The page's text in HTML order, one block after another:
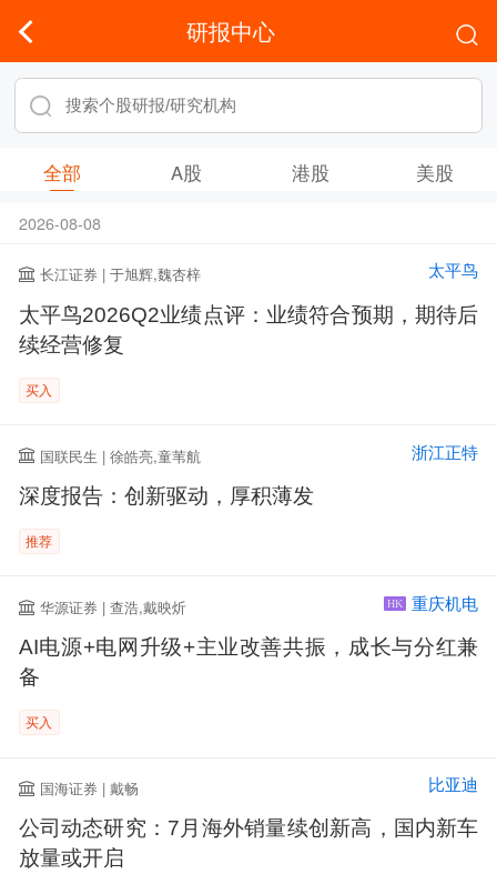
研报中心
全部 A股 港股 美股
2026-08-08
长江证券 | 于旭辉,魏杏梓 太平鸟
太平鸟2026Q2业绩点评：业绩符合预期，期待后
续经营修复
买入
国联民生 | 徐皓亮,童苇航 浙江正特
深度报告：创新驱动，厚积薄发
推荐
华源证券 | 查浩,戴映炘 HK 重庆机电
AI电源+电网升级+主业改善共振，成长与分红兼
备
买入
国海证券 | 戴畅 比亚迪
公司动态研究：7月海外销量续创新高，国内新车
放量或开启